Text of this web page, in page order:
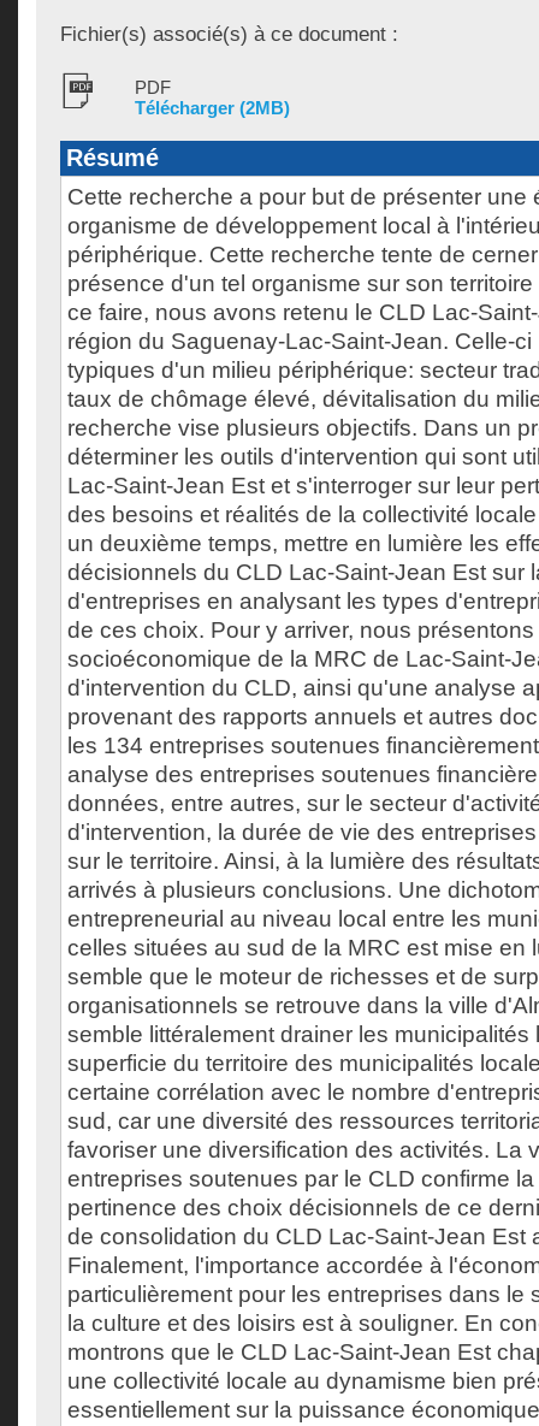
Fichier(s) associé(s) à ce document :
PDF
Télécharger (2MB)
Résumé
Cette recherche a pour but de présenter une
organisme de développement local à
périphérique. Cette recherche tente de
présence d'un tel organisme sur son
ce faire, nous avons retenu le CLD Lac-
région du Saguenay-Lac-Saint-Jean. Celle-
typiques d'un milieu périphérique: secteur
taux de chômage élevé, dévitalisation du
recherche vise plusieurs objectifs. Dans un
déterminer les outils d'intervention qui sont
Lac-Saint-Jean Est et s'interroger sur leur
des besoins et réalités de la collectivité
un deuxième temps, mettre en lumière les
décisionnels du CLD Lac-Saint-Jean Est sur
d'entreprises en analysant les types
de ces choix. Pour y arriver, nous
socioéconomique de la MRC de Lac-Saint-
d'intervention du CLD, ainsi qu'une analyse
provenant des rapports annuels et autres
les 134 entreprises soutenues
analyse des entreprises soutenues
données, entre autres, sur le secteur
d'intervention, la durée de vie des
sur le territoire. Ainsi, à la lumière des
arrivés à plusieurs conclusions. Une
entrepreneurial au niveau local entre les
celles situées au sud de la MRC est mise en
semble que le moteur de richesses et de
organisationnels se retrouve dans la ville
semble littéralement drainer les
superficie du territoire des municipalités
certaine corrélation avec le nombre
sud, car une diversité des ressources
favoriser une diversification des activités. La
entreprises soutenues par le CLD confirme
pertinence des choix décisionnels de ce
de consolidation du CLD Lac-Saint-Jean Est
Finalement, l'importance accordée à
particulièrement pour les entreprises dans le
la culture et des loisirs est à souligner. En
montrons que le CLD Lac-Saint-Jean Est
une collectivité locale au dynamisme bien
essentiellement sur la puissance